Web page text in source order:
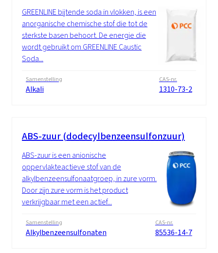
GREENLINE bijtende soda in vlokken, is een
anorganische chemische stof die tot de
sterkste basen behoort. De energie die
wordt gebruikt om GREENLINE Caustic
Soda...
Samenstelling
Alkali
CAS-nr.
1310-73-2
ABS-zuur (dodecylbenzeensulfonzuur)
ABS-zuur is een anionische
oppervlakteactieve stof van de
alkylbenzeensulfonaatgroep, in zure vorm.
Door zijn zure vorm is het product
verkrijgbaar met een actief...
Samenstelling
Alkylbenzeensulfonaten
CAS-nr.
85536-14-7